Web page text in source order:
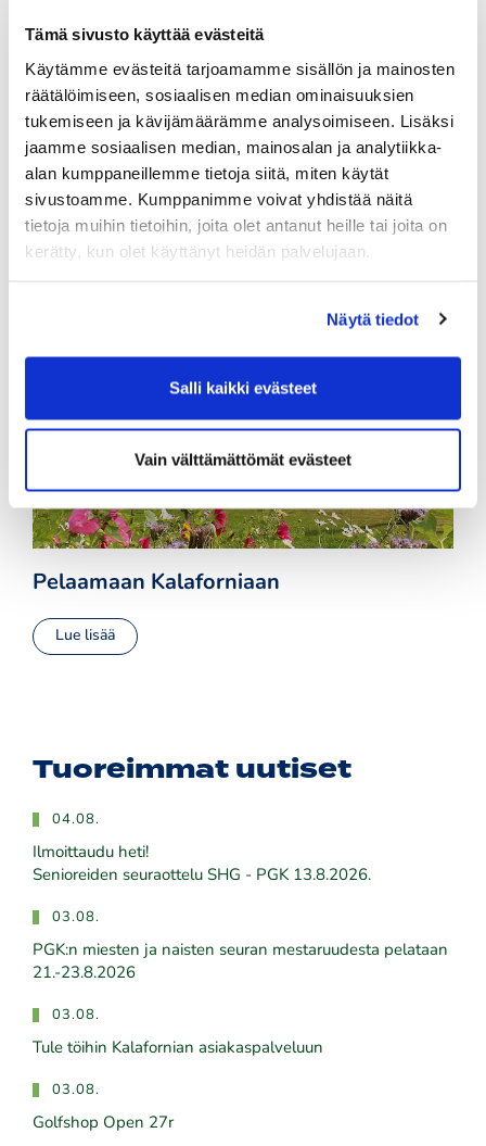
Tämä sivusto käyttää evästeitä
Käytämme evästeitä tarjoamamme sisällön ja mainosten
räätälöimiseen, sosiaalisen median ominaisuuksien
tukemiseen ja kävijämäärämme analysoimiseen. Lisäksi
jaamme sosiaalisen median, mainosalan ja analytiikka-
alan kumppaneillemme tietoja siitä, miten käytät
sivustoamme. Kumppanimme voivat yhdistää näitä
tietoja muihin tietoihin, joita olet antanut heille tai joita on
kerätty, kun olet käyttänyt heidän palvelujaan.
Näytä tiedot
Salli kaikki evästeet
Vain välttämättömät evästeet
Large on oikea valinta niille, jotka pelaavat paljon.
Aikuiset 815€
Opiskelijat 420€
Nuoriso 19-21v 340€
Juniorit alle 18v 280€
Lue lisää
Pelaamaan Kalaforniaan
Lue lisää
Tuoreimmat uutiset
04.08.
Ilmoittaudu heti!
​​​​​​​Senioreiden seuraottelu SHG - PGK 13.8.2026.
03.08.
PGK:n miesten ja naisten seuran mestaruudesta pelataan
21.-23.8.2026
03.08.
Tule töihin Kalafornian asiakaspalveluun
03.08.
Golfshop Open 27r